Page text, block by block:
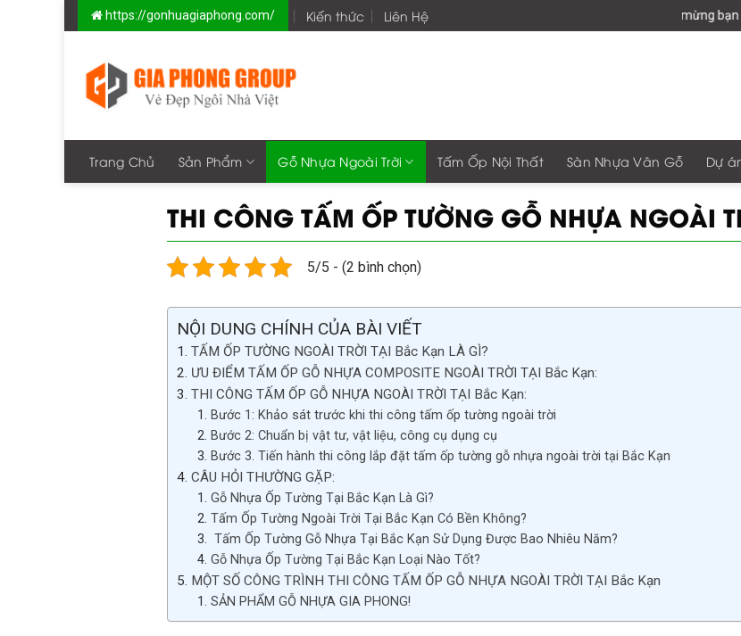
to
https://gonhuagiaphong.com/ Kiến thức Liên Hệ Chào mừng bạn đến với
Trang Chủ Sản Phẩm Gỗ Nhựa Ngoài Trời Tấm Ốp Nội Thất Sàn Nhựa Vân Gỗ Dự
THI CÔNG TẤM ỐP TƯỜNG GỖ NHỰA NGOÀI
5/5 - (2 bình chọn)
NỘI DUNG CHÍNH CỦA BÀI VIẾT
TẤM ỐP TƯỜNG NGOÀI TRỜI TẠI Bắc Kạn LÀ GÌ?
ƯU ĐIỂM TẤM ỐP GỖ NHỰA COMPOSITE NGOÀI TRỜI TẠI Bắc Kạn:
THI CÔNG TẤM ỐP GỖ NHỰA NGOÀI TRỜI TẠI Bắc Kạn:
Bước 1: Khảo sát trước khi thi công tấm ốp tường ngoài trời
Bước 2: Chuẩn bị vật tư, vật liệu, công cụ dụng cụ
Bước 3. Tiến hành thi công lắp đặt tấm ốp tường gỗ nhựa ngoài trời tại Bắc Kạn
CÂU HỎI THƯỜNG GẶP:
Gỗ Nhựa Ốp Tường Tại Bắc Kạn Là Gì?
Tấm Ốp Tường Ngoài Trời Tại Bắc Kạn Có Bền Không?
Tấm Ốp Tường Gỗ Nhựa Tại Bắc Kạn Sử Dụng Được Bao Nhiêu Năm?
Gỗ Nhựa Ốp Tường Tại Bắc Kạn Loại Nào Tốt?
MỘT SỐ CÔNG TRÌNH THI CÔNG TẤM ỐP GỖ NHỰA NGOÀI TRỜI TẠI Bắc Kạn
SẢN PHẨM GỖ NHỰA GIA PHONG!